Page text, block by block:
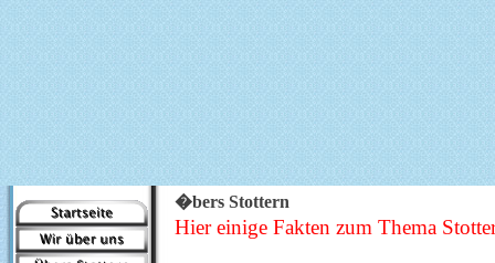
�bers Stottern
Hier einige Fakten zum Thema